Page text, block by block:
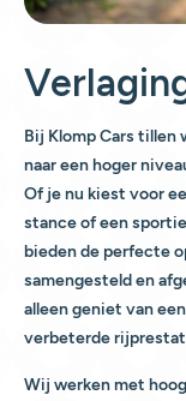
Bij Klomp Cars tillen
naar een hoger
Of je nu kiest voor
stance of een
bieden de perfecte
samengesteld en
alleen geniet van
verbeterde
Wij werken met